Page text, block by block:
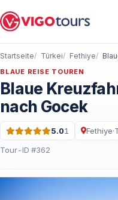
Startseite Türkei Fethiye
BLAUE REISE TOUREN
Blaue
nach Gocek
Bewertung: 5.0 von 5 · 1
5.01 Fethiye·
Tour-ID #362